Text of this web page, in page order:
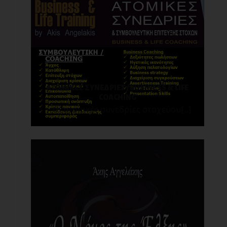
ΑΤΟΜΙΚΕΣ ΣΥΝΕΔΡΙΕΣ / BUSINESS & LIFE
Οι ατομικές συνεδρίες στοχεύου[...]